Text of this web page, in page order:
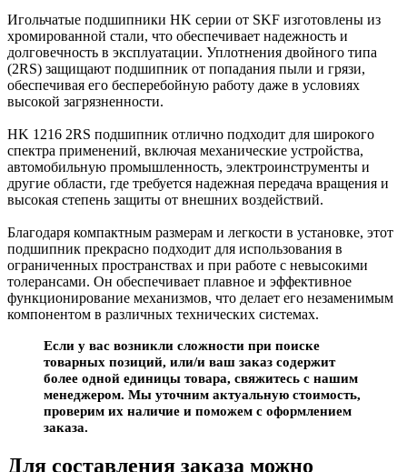
Игольчатые подшипники HK серии от SKF изготовлены из
хромированной стали, что обеспечивает надежность и
долговечность в эксплуатации. Уплотнения двойного типа
(2RS) защищают подшипник от попадания пыли и грязи,
обеспечивая его бесперебойную работу даже в условиях
высокой загрязненности.
HK 1216 2RS подшипник отлично подходит для широкого
спектра применений, включая механические устройства,
автомобильную промышленность, электроинструменты и
другие области, где требуется надежная передача вращения и
высокая степень защиты от внешних воздействий.
Благодаря компактным размерам и легкости в установке, этот
подшипник прекрасно подходит для использования в
ограниченных пространствах и при работе с невысокими
толерансами. Он обеспечивает плавное и эффективное
функционирование механизмов, что делает его незаменимым
компонентом в различных технических системах.
Если у вас возникли сложности при поиске
товарных позиций, или/и ваш заказ содержит
более одной единицы товара, свяжитесь с нашим
менеджером. Мы уточним актуальную стоимость,
проверим их наличие и поможем с оформлением
заказа.
Для составления заказа можно